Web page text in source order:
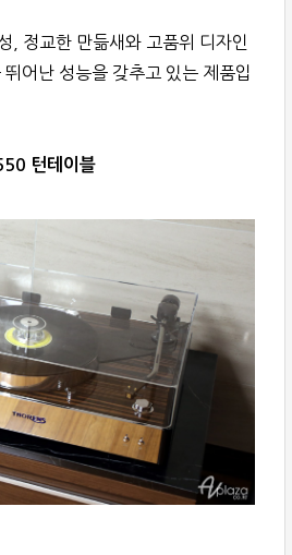
, 정교한 만듦새와 고품위 디자인
어난 성능을 갖추고 있는 제품입
턴테이블